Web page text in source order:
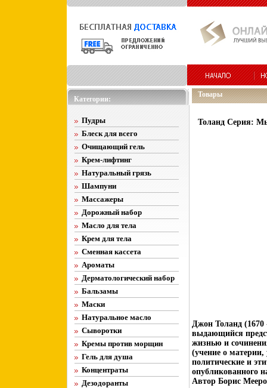
Категории:
Пудры
Блеск для всего
Очищающий гель
Крем-лифтинг
Натуральный грязь
Шампуни
Массажеры
Дорожный набор
Масло для тела
Крем для тела
Сменная кассета
Ароматы
Дерматологический набор
Бальзамы
Маски
Натуральное масло
Сыворотки
Кремы против морщин
Гель для душа
Концентраты
Дезодоранты
Товары
Толанд Серия:
Джон Толанд (1670
выдающийся
жизнью и
(учение о
политические и
опубликованного
Автор Борис